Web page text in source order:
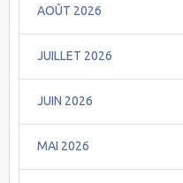
AOÛT 2026
JUILLET 2026
JUIN 2026
MAI 2026